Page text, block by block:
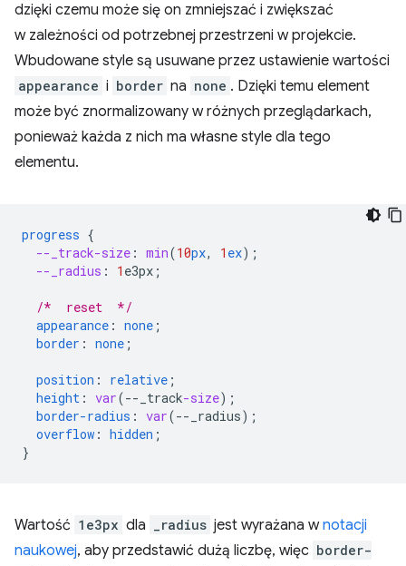
dzięki czemu może się on zmniejszać i zwiększać
w zależności od potrzebnej przestrzeni w projekcie.
Wbudowane style są usuwane przez ustawienie wartości
appearance i border na none . Dzięki temu element
może być znormalizowany w różnych przeglądarkach,
ponieważ każda z nich ma własne style dla tego
elementu.
progress {
--_track-size : min(10px, 1 ex);
--_radius : 1 e3px ;
/*  reset  */
appearance : none ;
border : none ;
position : relative ;
height : var(-- _track-size);
border-radius : var(-- _radius);
overflow : hidden ;
}
Wartość 1e3px dla _radius jest wyrażana wnotacji
naukowej, aby przedstawić dużą liczbę, więc border-